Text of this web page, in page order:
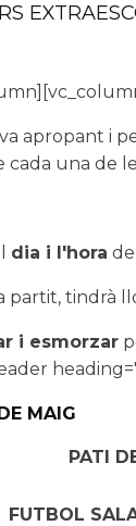
apropant i
cada una de
dia i l'hora del
partit, tindrà
i esmorzar
MAIG
PATI DE
FUTBOL